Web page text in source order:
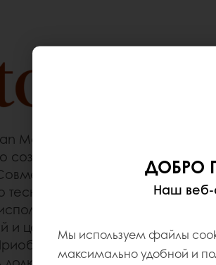
Malt 10 октября 2019 года
совместного
предприятие является
тесного сотрудничества между
опыт компании
цельнозерновой продукции
компании Estonian
ДОБРО
Наш веб-
Мы используем файлы
максимально удобной и